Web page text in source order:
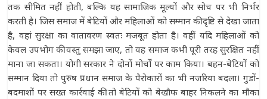
तक सीमित नहीं होती, बल्कि यह सामाजिक मूल्यों और सोच पर भी निर्भर
करती है। जिस समाज में बेटियों और महिलाओं को सम्मान की दृष्टि से देखा जाता
है, वहां सुरक्षा का वातावरण स्वतः मजबूत होता है। वहीं यदि महिलाओं को
केवल उपभोग की वस्तु समझा जाए, तो वह समाज कभी पूरी तरह सुरक्षित नहीं
माना जा सकता। योगी सरकार ने दोनों मोर्चों पर काम किया। बहन-बेटियों को
सम्मान दिया तो पुरुष प्रधान समाज के पैरोकारों का भी नजरिया बदला। गुडों-
बदमाशों पर सख्त कार्रवाई की तो बेटियों को बेखौफ बाहर निकलने का मौका